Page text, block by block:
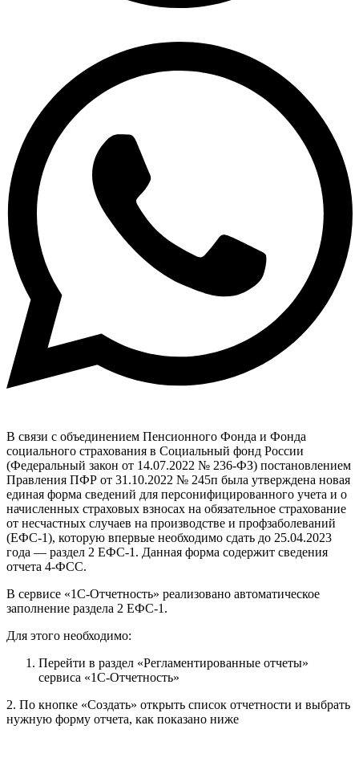
В связи с объединением Пенсионного Фонда и Фонда
социального страхования в Социальный фонд России
(Федеральный закон от 14.07.2022 № 236-ФЗ) постановлением
Правления ПФР от 31.10.2022 № 245п была утверждена новая
единая форма сведений для персонифицированного учета и о
начисленных страховых взносах на обязательное страхование
от несчастных случаев на производстве и профзаболеваний
(ЕФС-1), которую впервые необходимо сдать до 25.04.2023
года — раздел 2 ЕФС-1. Данная форма содержит сведения
отчета 4-ФСС.
В сервисе «1С-Отчетность» реализовано автоматическое
заполнение раздела 2 ЕФС-1.
Для этого необходимо:
Перейти в раздел «Регламентированные отчеты»
сервиса «1С-Отчетность»
2. По кнопке «Создать» открыть список отчетности и выбрать
нужную форму отчета, как показано ниже